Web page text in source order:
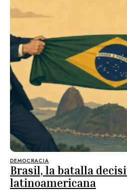
DEMOCRACIA
Brasil, la batalla
latinoamericana